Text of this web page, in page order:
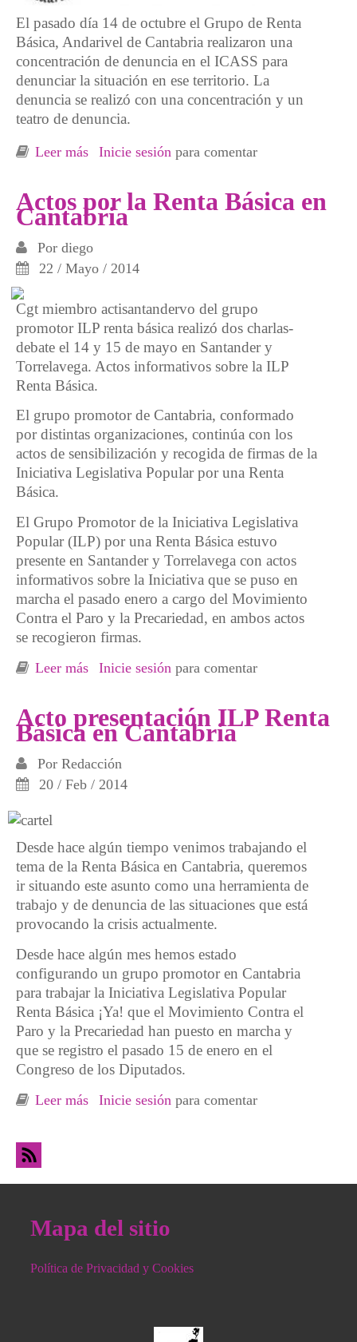
El pasado día 14 de octubre el Grupo de Renta
Básica, Andarivel de Cantabria realizaron una
concentración de denuncia en el ICASS para
denunciar la situación en ese territorio. La
denuncia se realizó con una concentración y un
teatro de denuncia.
Leer más sobre Concentración y denuncia delante del
Santander
Inicie sesión para comentar
Actos por la Renta Básica en
Cantabria
Por diego
22 / Mayo / 2014
Cgt miembro actisantandervo del grupo
promotor ILP renta básica realizó dos charlas-
debate el 14 y 15 de mayo en Santander y
Torrelavega. Actos informativos sobre la ILP
Renta Básica.
El grupo promotor de Cantabria, conformado
por distintas organizaciones, continúa con los
actos de sensibilización y recogida de firmas de la
Iniciativa Legislativa Popular por una Renta
Básica.
El Grupo Promotor de la Iniciativa Legislativa
Popular (ILP) por una Renta Básica estuvo
presente en Santander y Torrelavega con actos
informativos sobre la Iniciativa que se puso en
marcha el pasado enero a cargo del Movimiento
Contra el Paro y la Precariedad, en ambos actos
se recogieron firmas.
Leer más sobre Actos por la Renta Básica en Cantabria
Inicie sesión para comentar
Acto presentación ILP Renta
Básica en Cantabria
Por Redacción
20 / Feb / 2014
Desde hace algún tiempo venimos trabajando el
tema de la Renta Básica en Cantabria, queremos
ir situando este asunto como una herramienta de
trabajo y de denuncia de las situaciones que está
provocando la crisis actualmente.
Desde hace algún mes hemos estado
configurando un grupo promotor en Cantabria
para trabajar la Iniciativa Legislativa Popular
Renta Básica ¡Ya! que el Movimiento Contra el
Paro y la Precariedad han puesto en marcha y
que se registro el pasado 15 de enero en el
Congreso de los Diputados.
Leer más sobre Acto presentación ILP Renta Básica en
Inicie sesión para comentar
Mapa del sitio
Política de Privacidad y Cookies